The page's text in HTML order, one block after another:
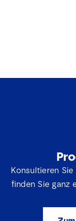
Konsultieren
finden Sie ganz